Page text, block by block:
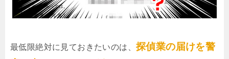
最低限絶対に見ておきたいのは、 探偵業の届けを警